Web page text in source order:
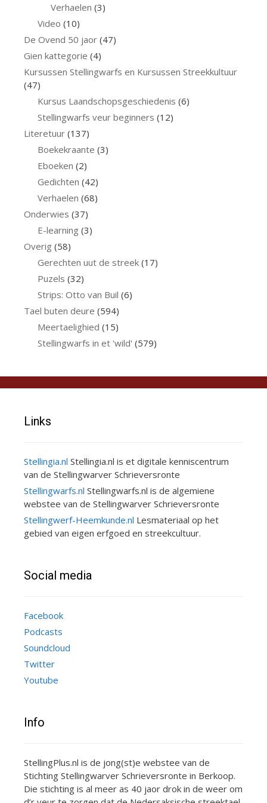
Verhaelen (3)
Video (10)
De Ovend 50 jaor (47)
Gien kattegorie (4)
Kursussen Stellingwarfs en Kursussen Streekkultuur
(47)
Kursus Laandschopsgeschiedenis (6)
Stellingwarfs veur beginners (12)
Literetuur (137)
Boekekraante (3)
Eboeken (2)
Gedichten (42)
Verhaelen (68)
Onderwies (37)
E-learning (3)
Overig (58)
Gerechten uut de streek(17)
Puzels (32)
Strips: Otto van Buil (6)
Tael buten deure (594)
Meertaelighied (15)
Stellingwarfs in et 'wild' (579)
Links
Stellingia.nl Stellingia.nl is et digitale kenniscentrum
van de Stellingwarver Schrieversronte
Stellingwarfs.nl Stellingwarfs.nl is de algemiene
webstee van de Stellingwarver Schrieversronte
Stellingwerf-Heemkunde.nl Lesmateriaal op het
gebied van eigen erfgoed en streekcultuur.
Social media
Facebook
Podcasts
Soundcloud
Twitter
Youtube
Info
StellingPlus.nl is de jong(st)e webstee van de
Stichting Stellingwarver Schrieversronte in Berkoop.
Die stichting is al meer as 40 jaor drok in de weer om